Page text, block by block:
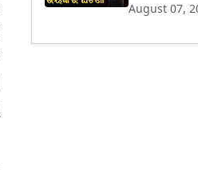
August 07,